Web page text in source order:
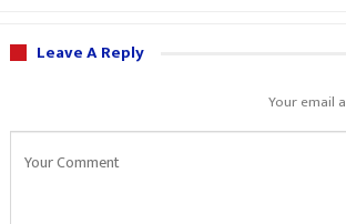
Leave A Reply
Your email